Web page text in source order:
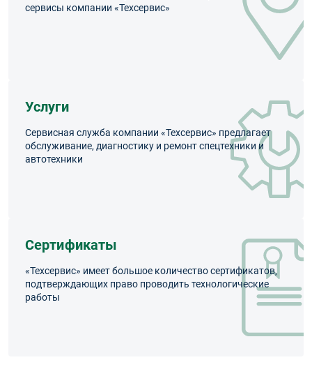
сервисы компании «Техсервис»
Услуги
Сервисная служба компании «Техсервис» предлагает
обслуживание, диагностику и ремонт спецтехники и
автотехники
Сертификаты
«Техсервис» имеет большое количество сертификатов,
подтверждающих право проводить технологические
работы